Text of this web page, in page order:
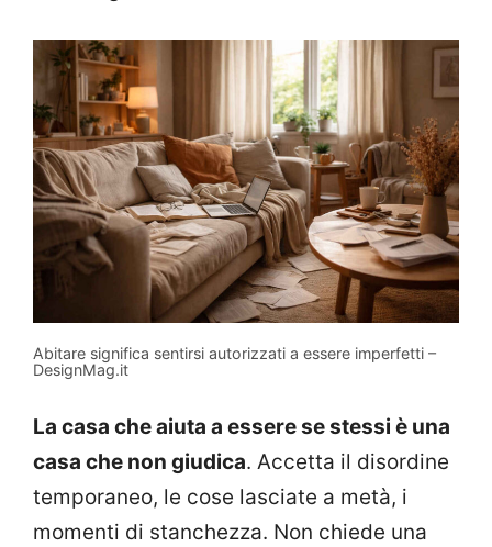
Abitare significa sentirsi autorizzati a essere imperfetti –
DesignMag.it
La casa che aiuta a essere se stessi è una
casa che non giudica. Accetta il disordine
temporaneo, le cose lasciate a metà, i
momenti di stanchezza. Non chiede una